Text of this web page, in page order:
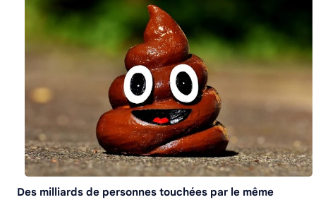
Des milliards de personnes touchées par le même